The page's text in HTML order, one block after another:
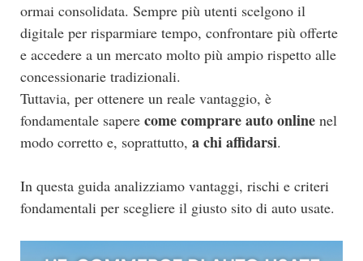
ormai consolidata. Sempre più utenti scelgono il
digitale per risparmiare tempo, confrontare più offerte
e accedere a un mercato molto più ampio rispetto alle
concessionarie tradizionali.
Tuttavia, per ottenere un reale vantaggio, è
fondamentale sapere come comprare auto online nel
modo corretto e, soprattutto, a chi affidarsi.
In questa guida analizziamo vantaggi, rischi e criteri
fondamentali per scegliere il giusto sito di auto usate.